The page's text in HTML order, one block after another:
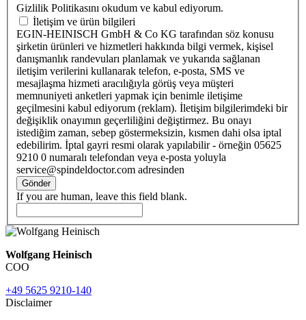
Gizlilik Politikasını okudum ve kabul ediyorum.
İletişim ve ürün bilgileri
EGIN-HEINISCH GmbH & Co KG tarafından söz konusu
şirketin ürünleri ve hizmetleri hakkında bilgi vermek, kişisel
danışmanlık randevuları planlamak ve yukarıda sağlanan
iletişim verilerini kullanarak telefon, e-posta, SMS ve
mesajlaşma hizmeti aracılığıyla görüş veya müşteri
memnuniyeti anketleri yapmak için benimle iletişime
geçilmesini kabul ediyorum (reklam). İletişim bilgilerimdeki bir
değişiklik onayımın geçerliliğini değiştirmez. Bu onayı
istediğim zaman, sebep göstermeksizin, kısmen dahi olsa iptal
edebilirim. İptal gayri resmi olarak yapılabilir - örneğin 05625
9210 0 numaralı telefondan veya e-posta yoluyla
service@spindeldoctor.com adresinden
Gönder
If you are human, leave this field blank.
Wolfgang Heinisch
COO
+49 5625 9210-140
Disclaimer